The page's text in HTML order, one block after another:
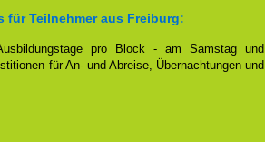
für Teilnehmer aus Freiburg:
pro Block - am Samstag und
für An- und Abreise, Übernachtungen und